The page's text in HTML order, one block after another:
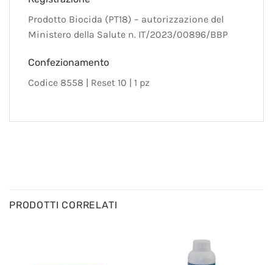
Prodotto Biocida (PT18) – autorizzazione del
Ministero della Salute n. IT/2023/00896/BBP
Confezionamento
Codice 8558 | Reset 10 | 1 pz
PRODOTTI CORRELATI